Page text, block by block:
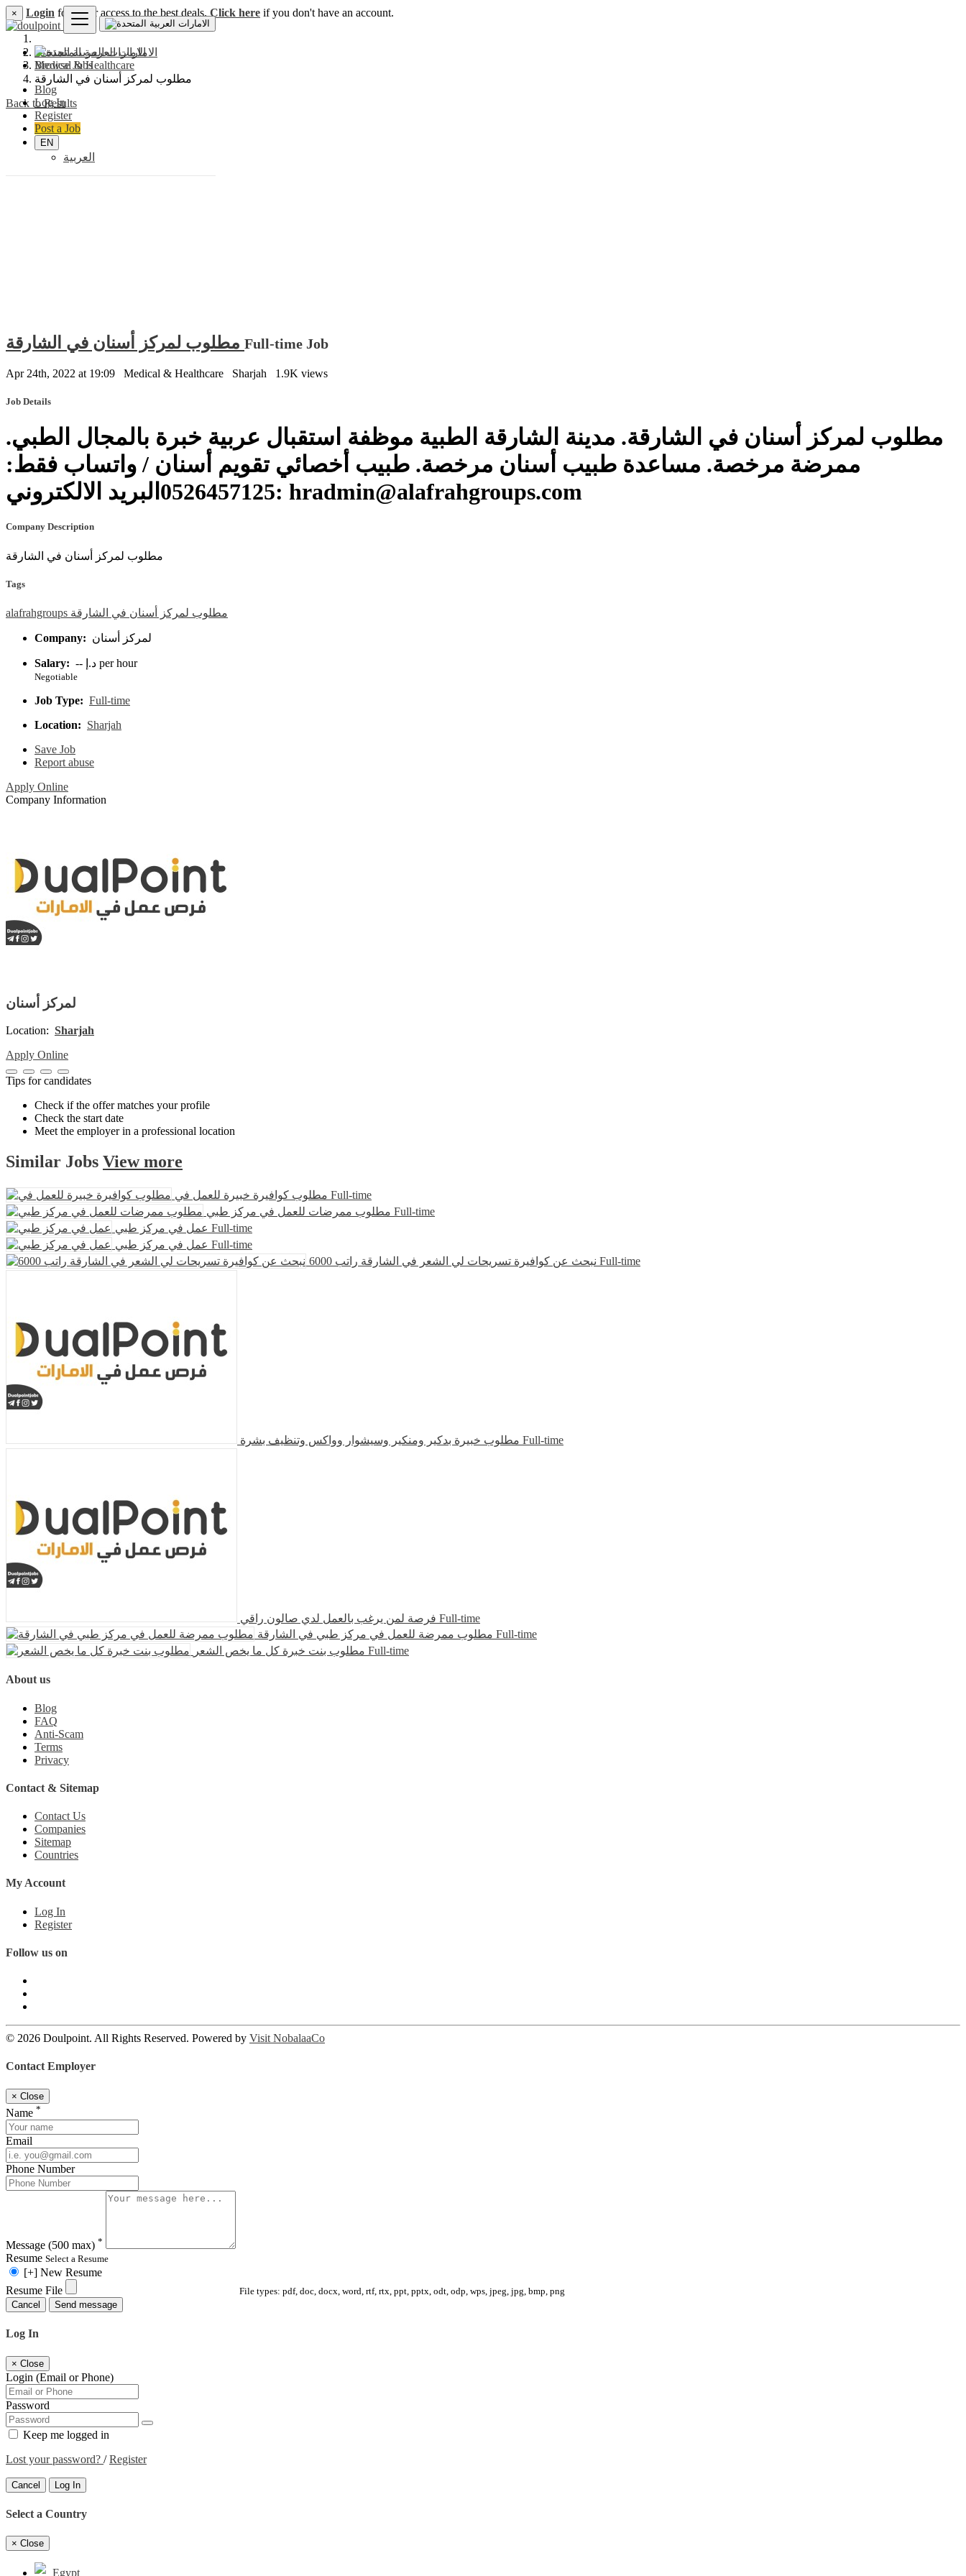
Browse Jobs
Blog
Log In
Register
Post a Job
EN
العربية
× Login for faster access to the best deals. Click here if you don't have an account.
الامارات العربية المتحدة
Medical & Healthcare
مطلوب لمركز أسنان في الشارقة
Back to Results
Full-time Job
Apr 24th, 2022 at 19:09 Medical & Healthcare Sharjah 1.9K views
Job Details
مطلوب لمركز أسنان في الشارقة. مدينة الشارقة الطبية موظفة استقبال عربية خبرة بالمجال الطبي.
ممرضة مرخصة. مساعدة طبيب أسنان مرخصة. طبيب أخصائي تقويم أسنان / واتساب فقط:
0526457125البريد الالكتروني: hradmin@alafrahgroups.com
Company Description
مطلوب لمركز أسنان في الشارقة
Tags
alafrahgroups مطلوب لمركز أسنان في الشارقة
Company: لمركز أسنان
Salary: -- د.إ per hour
Negotiable
Job Type: Full-time
Location: Sharjah
Save Job
Report abuse
Apply Online
Company Information
لمركز أسنان
Location: Sharjah
Apply Online
Tips for candidates
Check if the offer matches your profile
Check the start date
Meet the employer in a professional location
Similar Jobs View more
مطلوب كوافيرة خبيرة للعمل في Full-time
مطلوب ممرضات للعمل في مركز طبي Full-time
عمل في مركز طبي Full-time
عمل في مركز طبي Full-time
نبحث عن كوافيرة تسريحات لي الشعر في الشارقة راتب 6000 Full-time
مطلوب خبيرة بدكير ومنكير وسيشوار وواكس وتنظيف بشرة Full-time
فرصة لمن يرغب بالعمل لدي صالون راقي Full-time
مطلوب ممرضة للعمل في مركز طبي في الشارقة Full-time
مطلوب بنت خبرة كل ما يخص الشعر Full-time
About us
Blog
FAQ
Anti-Scam
Terms
Privacy
Contact & Sitemap
Contact Us
Companies
Sitemap
Countries
My Account
Log In
Register
Follow us on
© 2026 Doulpoint. All Rights Reserved. Powered by Visit NobalaaCo
Contact Employer
× Close
Name *
Email
Phone Number
Message (500 max) *
Resume Select a Resume
[+] New Resume
Resume File
File types: pdf, doc, docx, word, rtf, rtx, ppt, pptx, odt, odp, wps, jpeg, jpg, bmp, png
Cancel
Send message
Log In
× Close
Login (Email or Phone)
Password
Keep me logged in
Lost your password? /Register
Cancel Log In
Select a Country
× Close
Egypt